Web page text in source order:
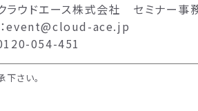
ラウドエース株式会社 セミナー事
：event@cloud-ace.jp
054-451
さい。